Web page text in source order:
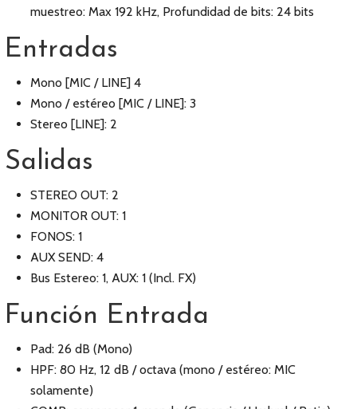
muestreo: Max 192 kHz, Profundidad de bits: 24 bits
Entradas
Mono [MIC / LINE] 4
Mono / estéreo [MIC / LINE]: 3
Stereo [LINE]: 2
Salidas
STEREO OUT: 2
MONITOR OUT: 1
FONOS: 1
AUX SEND: 4
Bus Estereo: 1, AUX: 1 (Incl. FX)
Función Entrada
Pad: 26 dB (Mono)
HPF: 80 Hz, 12 dB / octava (mono / estéreo: MIC
solamente)